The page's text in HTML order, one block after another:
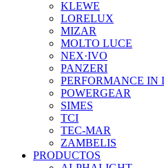
KLEWE
LORELUX
MIZAR
MOLTO LUCE
NEX·IVO
PANZERI
PERFORMANCE IN
POWERGEAR
SIMES
TCI
TEC-MAR
ZAMBELIS
PRODUCTOS